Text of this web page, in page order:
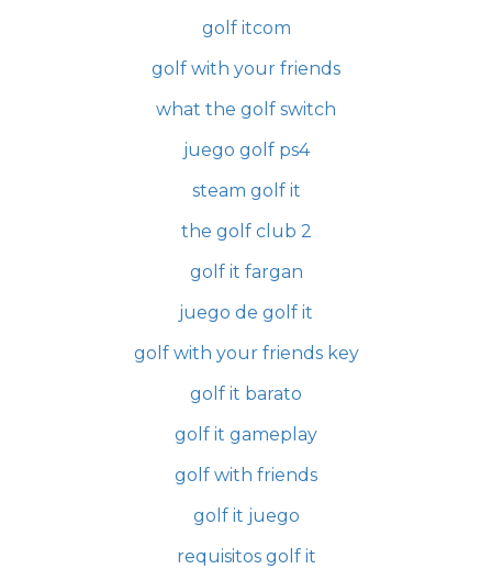
golf itcom
golf with your friends
what the golf switch
juego golf ps4
steam golf it
the golf club 2
golf it fargan
juego de golf it
golf with your friends key
golf it barato
golf it gameplay
golf with friends
golf it juego
requisitos golf it